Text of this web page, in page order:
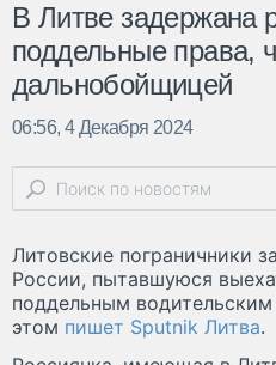
В Литве задержана
поддельные права,
дальнобойщицей
06:56, 4 Декабря 2024
Литовские пограничники
России, пытавшуюся
поддельным
этом пишет Sputnik Литва.